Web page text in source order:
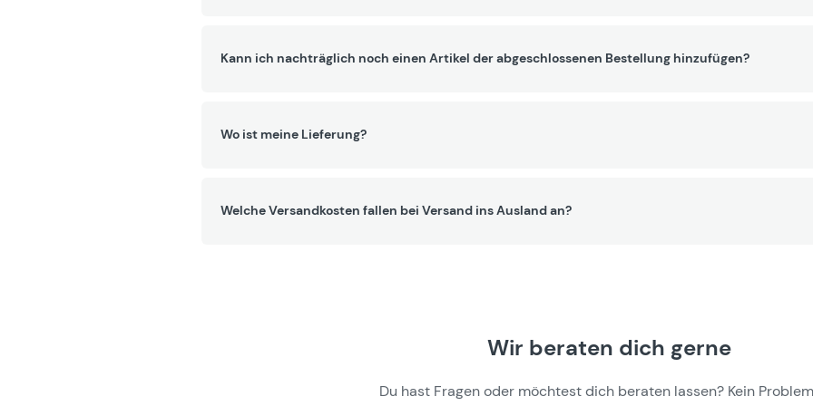
Kann ich nachträglich noch einen Artikel der abgeschlossenen Bestellung hinzufügen?
Wo ist meine Lieferung?
Welche Versandkosten fallen bei Versand ins Ausland an?
Wir beraten dich gerne
Du hast Fragen oder möchtest dich beraten lassen? Kein